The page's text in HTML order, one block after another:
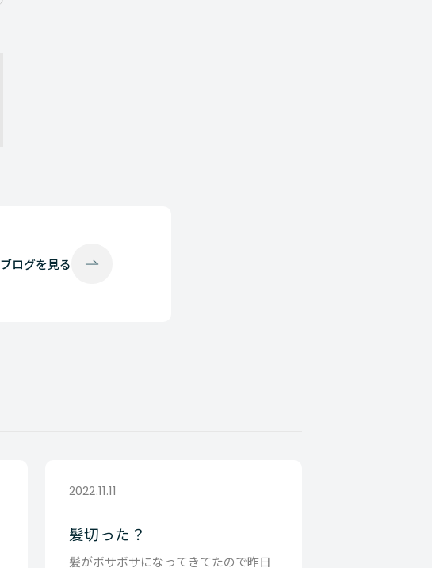
ブログを見る
2022.11.11
髪切った？
髪がボサボサになってきてたので昨日